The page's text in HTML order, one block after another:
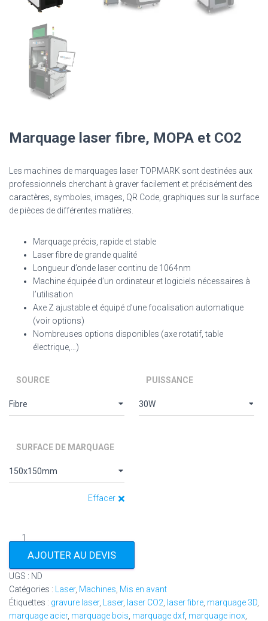
Marquage laser fibre, MOPA et CO2
Les machines de marquages laser TOPMARK sont destinées aux
professionnels cherchant à graver facilement et précisément des
caractères, symboles, images, QR Code, graphiques sur la surface
de pièces de différentes matières.
Marquage précis, rapide et stable
Laser fibre de grande qualité
Longueur d’onde laser continu de 1064nm
Machine équipée d’un ordinateur et logiciels nécessaires à
l’utilisation
Axe Z ajustable et équipé d’une focalisation automatique
(voir options)
Nombreuses options disponibles (axe rotatif, table
électrique,…)
SOURCE PUISSANCE
SURFACE DE MARQUAGE
Effacer
AJOUTER AU DEVIS
UGS : ND
Catégories : Laser, Machines Mis en avant
Étiquettes : gravure laser, Laser, laser CO2 laser fibre marquage 3D
marquage acier, marquage bois marquage dxf marquage inox